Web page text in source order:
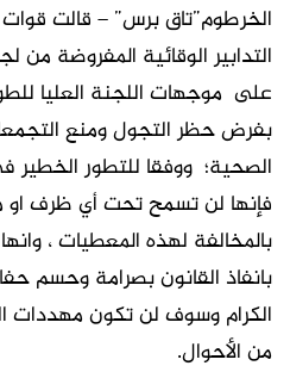
الخرطوم”تاق برس” – قالت قوات
التدابير الوقائية المفروضة من
على موجهات اللجنة العليا
بفرض حظر التجول ومنع
الصحية؛ ووفقا للتطور الخطير
فإنها لن تسمح تحت أي ظرف
بالمخالفة لهذه المعطيات ،
بانفاذ القانون بصرامة وحسم
الكرام وسوف لن تكون مهددات
من الأحوال.